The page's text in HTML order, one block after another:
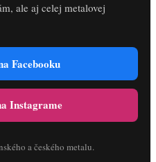
ale aj celej metalovej
Facebooku
Instagrame
a českého metalu.